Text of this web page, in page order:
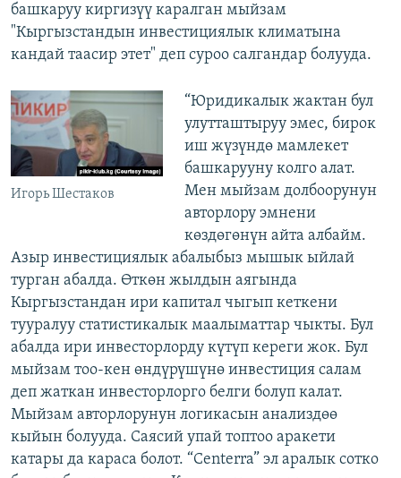
башкаруу киргизүү каралган мыйзам
"Кыргызстандын инвестициялык климатына
кандай таасир этет" деп суроо салгандар болууда.
Игорь Шестаков
“Юридикалык жактан бул
улутташтыруу эмес, бирок
иш жүзүндө мамлекет
башкарууну колго алат.
Мен мыйзам долбоорунун
авторлору эмнени
көздөгөнүн айта албайм.
Азыр инвестициялык абалыбыз мышык ыйлай
турган абалда. Өткөн жылдын аягында
Кыргызстандан ири капитал чыгып кеткени
тууралуу статистикалык маалыматтар чыкты. Бул
абалда ири инвесторлорду күтүп кереги жок. Бул
мыйзам тоо-кен өндүрүшүнө инвестиция салам
деп жаткан инвесторлорго белги болуп калат.
Мыйзам авторлорунун логикасын анализдөө
кыйын болууда. Саясий упай топтоо аракети
катары да караса болот. “Centerra” эл аралык сотко